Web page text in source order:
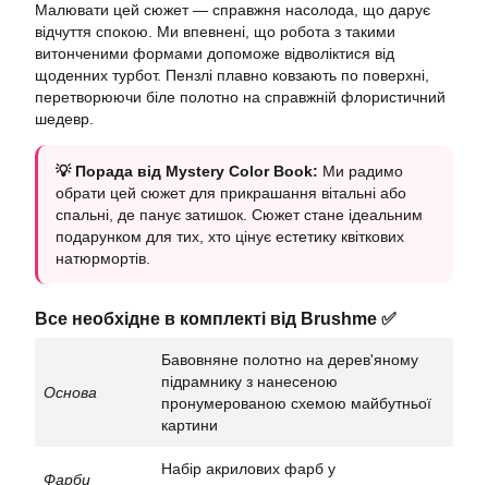
Малювати цей сюжет — справжня насолода, що дарує
відчуття спокою. Ми впевнені, що робота з такими
витонченими формами допоможе відволіктися від
щоденних турбот. Пензлі плавно ковзають по поверхні,
перетворюючи біле полотно на справжній флористичний
шедевр.
💡 Порада від Mystery Color Book: Ми радимо
обрати цей сюжет для прикрашання вітальні або
спальні, де панує затишок. Сюжет стане ідеальним
подарунком для тих, хто цінує естетику квіткових
натюрмортів.
Все необхідне в комплекті від Brushme ✅
Основа
Бавовняне полотно на дерев'яному
підрамнику з нанесеною
пронумерованою схемою майбутньої
картини
Фарби
Набір акрилових фарб у